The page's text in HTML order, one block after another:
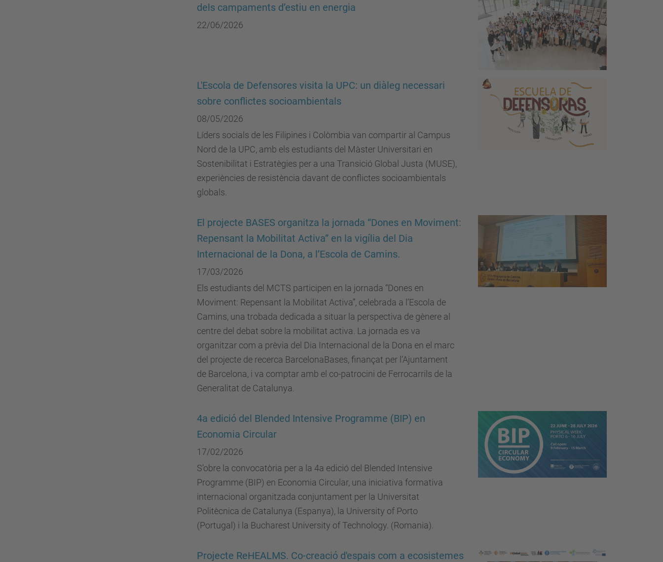
dels campaments d’estiu en energia
22/06/2026
L'Escola de Defensores visita la UPC: un diàleg necessari
sobre conflictes socioambientals
08/05/2026
Líders socials de les Filipines i Colòmbia van compartir al Campus
Nord de la UPC, amb els estudiants del Màster Universitari en
Sostenibilitat i Estratègies per a una Transició Global Justa (MUSE),
experiències de resistència davant de conflictes socioambientals
globals.
El projecte BASES organitza la jornada “Dones en Moviment:
Repensant la Mobilitat Activa” en la vigília del Dia
Internacional de la Dona, a l’Escola de Camins.
17/03/2026
Els estudiants del MCTS participen en la jornada “Dones en
Moviment: Repensant la Mobilitat Activa”, celebrada a l’Escola de
Camins, una trobada dedicada a situar la perspectiva de gènere al
centre del debat sobre la mobilitat activa. La jornada es va
organitzar com a prèvia del Dia Internacional de la Dona en el marc
del projecte de recerca BarcelonaBases, finançat per l’Ajuntament
de Barcelona, i va comptar amb el co-patrocini de Ferrocarrils de la
Generalitat de Catalunya.
4a edició del Blended Intensive Programme (BIP) en
Economia Circular
17/02/2026
S’obre la convocatòria per a la 4a edició del Blended Intensive
Programme (BIP) en Economia Circular, una iniciativa formativa
internacional organitzada conjuntament per la Universitat
Politècnica de Catalunya (Espanya), la University of Porto
(Portugal) i la Bucharest University of Technology. (Romania).
Projecte ReHEALMS. Co-creació d'espais com a ecosistemes